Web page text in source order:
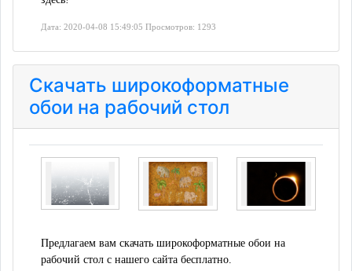
Дата: 2020-04-08 15:49:05 Просмотров: 1293
Скачать широкоформатные
обои на рабочий стол
Предлагаем вам скачать широкоформатные обои на
рабочий стол с нашего сайта бесплатно.